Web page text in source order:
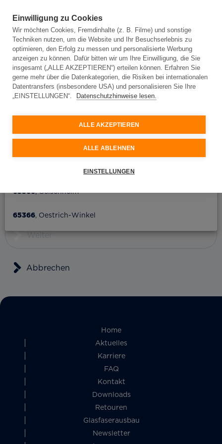
Adresseingabe
Adresseingabe
Glasfaser an Ihrem Standort verfügbar ist.
Hausnummer
Abbrechen
Weiter
Home
Aktuelles
Karriere
FAQ
Kontakt
Downloads
Retouren
Glasfaserausbau
Newsletter
Einwilligung zu Cookies
Wir möchten Cookies, Fremdinhalte (z. B. Filme) und sonstige
Techniken nutzen, um die Website und Ihr Besuchserlebnis zu
optimieren, den Erfolg zu messen und personalisierte Werbung
anzeigen zu können. Dafür bitten wir um Ihre Einwilligung, die Sie
insgesamt („ALLE AKZEPTIEREN“) erteilen können. Erfahren Sie
gerne mehr über die Datenkategorien, die Risiken bei internationalen
Datentransfers (insbesondere USA) und personalisieren Sie Ihre
„EINSTELLUNGEN“.
Datenschutzhinweise lesen.
ALLE AKZEPTIEREN
ALLE ABLEHNEN
EINSTELLUNGEN
, Bingen am Rhein
65366, Geisenheim
65366, Oestrich-Winkel